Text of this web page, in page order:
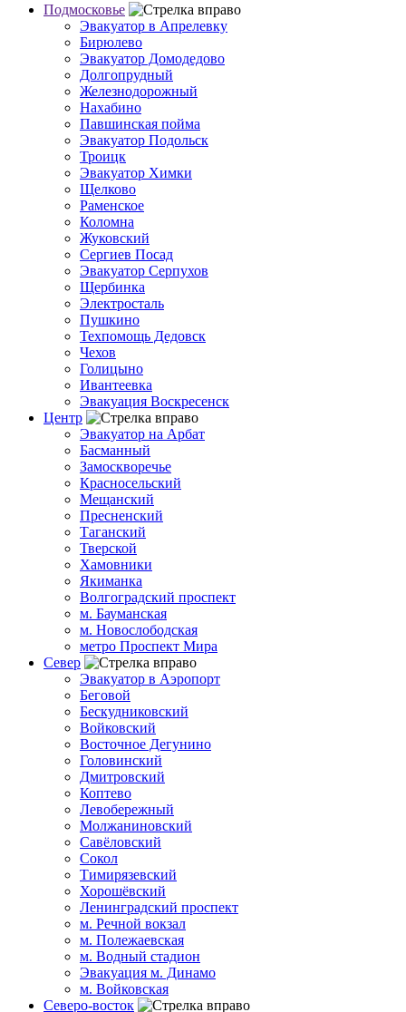
Подмосковье
Эвакуатор в Апрелевку
Бирюлево
Эвакуатор Домодедово
Долгопрудный
Железнодорожный
Нахабино
Павшинская пойма
Эвакуатор Подольск
Троицк
Эвакуатор Химки
Щелково
Раменское
Коломна
Жуковский
Сергиев Посад
Эвакуатор Серпухов
Щербинка
Электросталь
Пушкино
Техпомощь Дедовск
Чехов
Голицыно
Ивантеевка
Эвакуация Воскресенск
Центр
Эвакуатор на Арбат
Басманный
Замоскворечье
Красносельский
Мещанский
Пресненский
Таганский
Тверской
Хамовники
Якиманка
Волгоградский проспект
м. Бауманская
м. Новослободская
метро Проспект Мира
Север
Эвакуатор в Аэропорт
Беговой
Бескудниковский
Войковский
Восточное Дегунино
Головинский
Дмитровский
Коптево
Левобережный
Молжаниновский
Савёловский
Сокол
Тимирязевский
Хорошёвский
Ленинградский проспект
м. Речной вокзал
м. Полежаевская
м. Водный стадион
Эвакуация м. Динамо
м. Войковская
Северо-восток